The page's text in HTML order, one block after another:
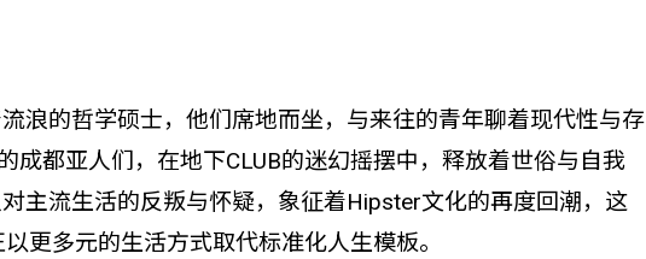
浪的哲学硕士，他们席地而坐，与来往的青年聊着现代性与存
成都亚人们，在地下CLUB的迷幻摇摆中，释放着世俗与自我
主流生活的反叛与怀疑，象征着Hipster文化的再度回潮，这
更多元的生活方式取代标准化人生模板。